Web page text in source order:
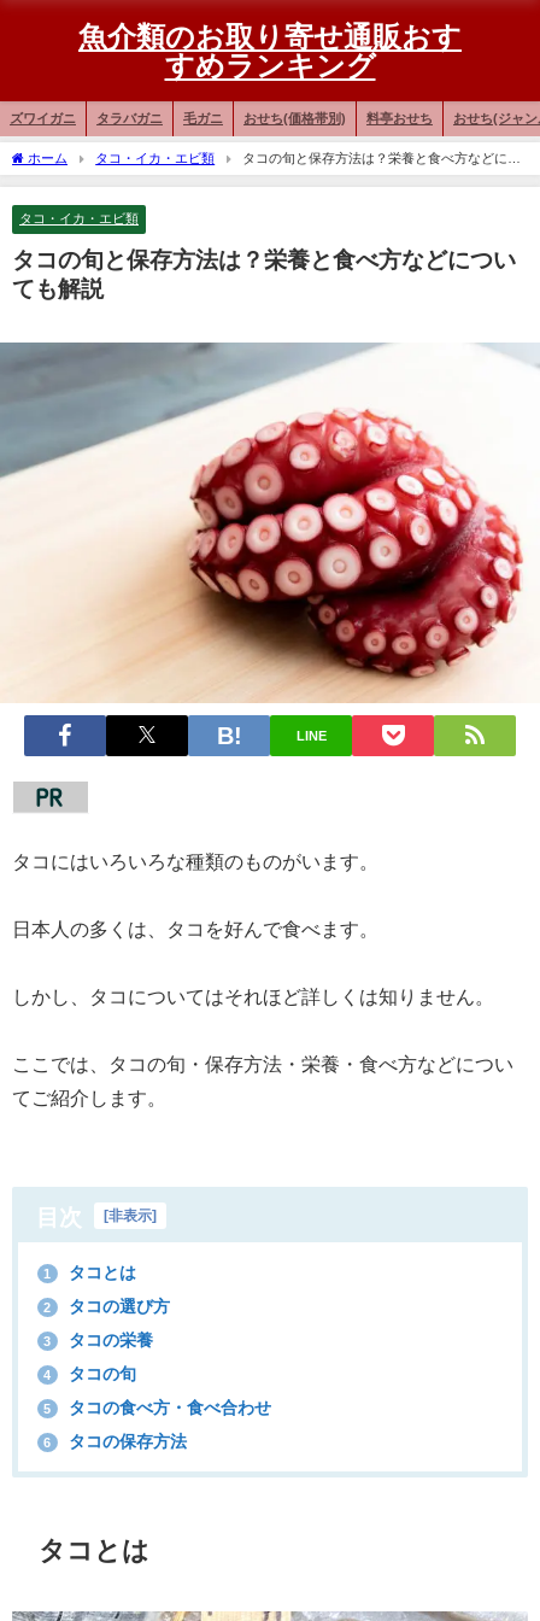
魚介類のお取り寄せ通販おす
すめランキング
ズワイガニ タラバガニ 毛ガニ おせち(価格帯別) 料亭おせち おせち(ジャ
ホーム タコ・イカ・エビ類
タコの旬と保存方法は？栄養と食べ方などにつ
いても解説
タコ・イカ・エビ類
タコの旬と保存方法は？栄養と食べ方などについ
ても解説
LINE
タコにはいろいろな種類のものがいます。
日本人の多くは、タコを好んで食べます。
しかし、タコについてはそれほど詳しくは知りません。
ここでは、タコの旬・保存方法・栄養・食べ方などについ
てご紹介します。
目次 非表示
1 タコとは
2 タコの選び方
3 タコの栄養
4 タコの旬
5 タコの食べ方・食べ合わせ
6 タコの保存方法
タコとは